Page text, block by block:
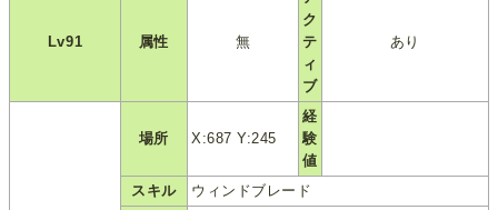
Lv91 属性 無
ク
テ
ィ
ブ
あり
場所 X:687 Y:245
経
験
値
スキル
ウィンドブレード